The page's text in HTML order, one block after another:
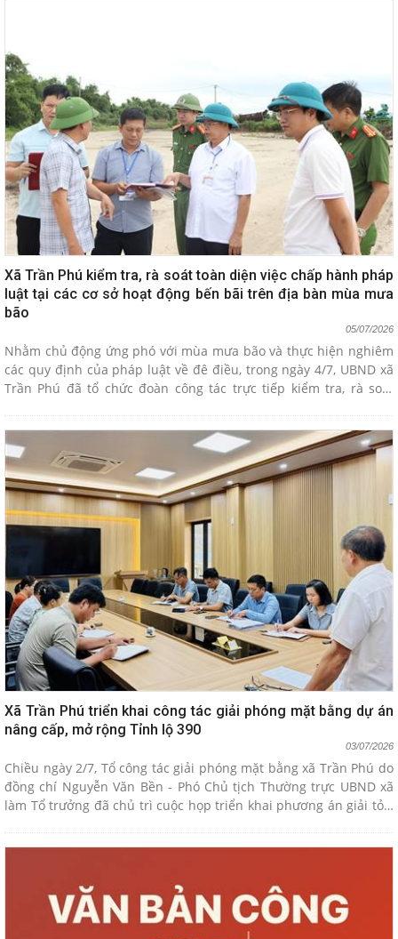
Xã Trần Phú kiểm tra, rà soát toàn diện việc chấp hành pháp
luật tại các cơ sở hoạt động bến bãi trên địa bàn mùa mưa
bão
05/07/2026
Nhằm chủ động ứng phó với mùa mưa bão và thực hiện nghiêm
các quy định của pháp luật về đê điều, trong ngày 4/7, UBND xã
Trần Phú đã tổ chức đoàn công tác trực tiếp kiểm tra, rà soát
bãi trên địa bàn.
Xã Trần Phú triển khai công tác giải phóng mặt bằng dự án
nâng cấp, mở rộng Tỉnh lộ 390
03/07/2026
Chiều ngày 2/7, Tổ công tác giải phóng mặt bằng xã Trần Phú do
đồng chí Nguyễn Văn Bền - Phó Chủ tịch Thường trực UBND xã
làm Tổ trưởng đã chủ trì cuộc họp triển khai phương án giải tỏa,
390. Đây là công trình hạ tầng trọng điểm, hứa hẹn mang lại diện